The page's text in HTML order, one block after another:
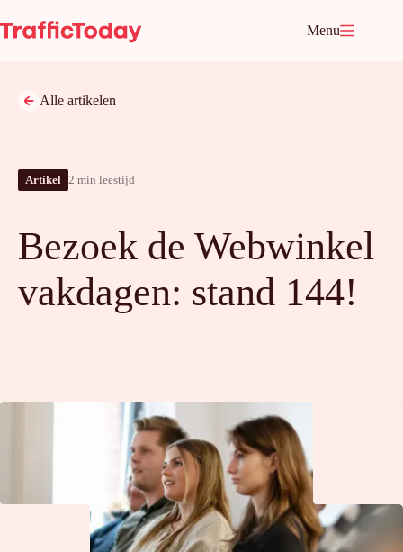
naar
de
Menu
Alle artikelen
Artikel 2 min leestijd
Bezoek de Webwinkel
vakdagen: stand 144!